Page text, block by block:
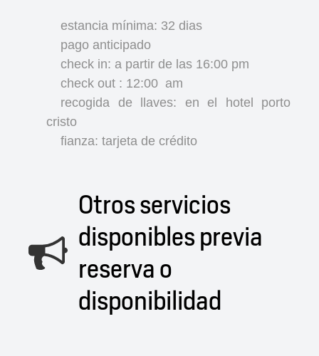
estancia mínima: 32 dias
pago anticipado
check in: a partir de las 16:00 pm
check out : 12:00 am
recogida de llaves: en el hotel porto
cristo
fianza: tarjeta de crédito
Otros servicios
disponibles previa
reserva o
disponibilidad